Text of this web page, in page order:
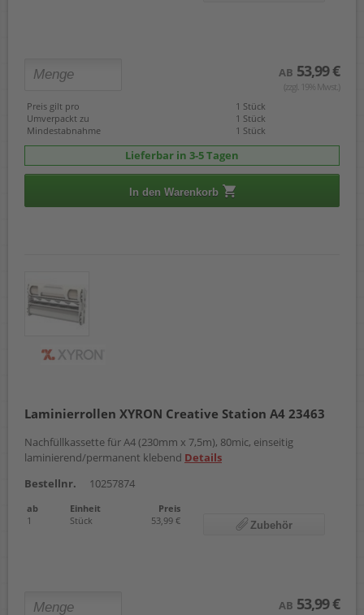
AB 53,99 €
(zzgl. 19% Mwst.)
Preis gilt pro
1 Stück
Umverpackt zu
1 Stück
Mindestabnahme
1 Stück
Lieferbar in 3-5 Tagen
In den Warenkorb
Laminierrollen XYRON Creative Station A4 23463
Nachfüllkassette für A4 (230mm x 7,5m), 80mic, einseitig
laminierend/permanent klebend Details
Bestellnr.
10257874
ab Einheit
Preis
1
Stück 53,99 € Zubehör
AB 53,99 €